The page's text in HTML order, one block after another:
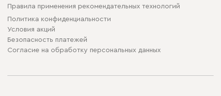
Правила применения рекомендательных технологий
Политика конфиденциальности
Условия акций
Безопасность платежей
Cогласие на обработку персональных данных